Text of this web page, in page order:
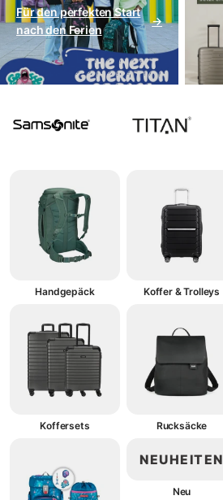
Für den perfekten Start
nach den Ferien
→
Handgepäck Koffer & Trolleys
Koffersets Rucksäcke
NEUHEITEN
Neu